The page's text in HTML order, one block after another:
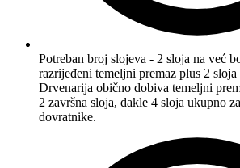
Potreban broj slojeva - 2 sloja na već
razrijeđeni temeljni premaz plus 2
Drvenarija obično dobiva temeljni
2 završna sloja, dakle 4 sloja ukupno
dovratnike.